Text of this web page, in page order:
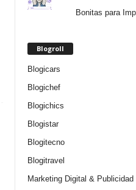
Bonitas para
Blogroll
Blogicars
Blogichef
Blogichics
Blogistar
Blogitecno
Blogitravel
Marketing Digital & Publicidad